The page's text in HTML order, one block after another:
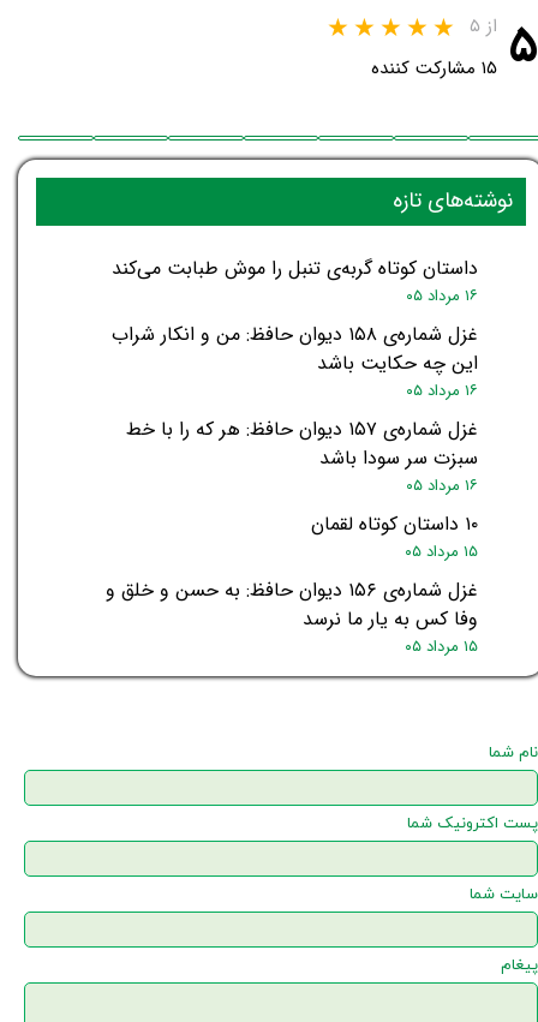
۵ از ۵
۱۵ مشارکت کننده
داستان کوتاه گربه‌ی تنبل را موش طبابت می‌کند
۱۶ مرداد ۰۵
غزل شماره‌ی ۱۵۸ دیوان حافظ: من و انکار شراب
این چه حکایت باشد
۱۶ مرداد ۰۵
غزل شماره‌ی ۱۵۷ دیوان حافظ: هر که را با خط
سبزت سر سودا باشد
۱۶ مرداد ۰۵
۱۰ داستان کوتاه لقمان
۱۵ مرداد ۰۵
غزل شماره‌ی ۱۵۶ دیوان حافظ: به حسن و خلق و
وفا کس به یار ما نرسد
۱۵ مرداد ۰۵
نوشته‌های تازه
نام شما
پست اکترونیک شما
سایت شما
پیغام